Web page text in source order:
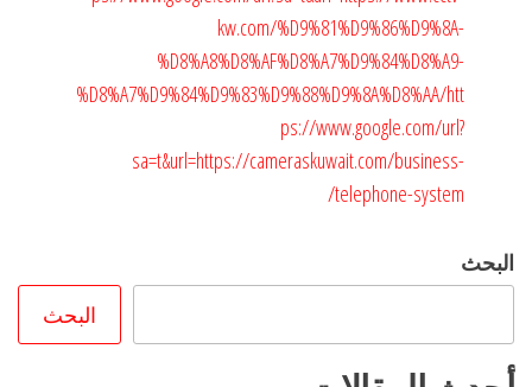
kw.com/%D9%81%D9%86%D9%8A-
%D8%A8%D8%AF%D8%A7%D9%84%D8%A9-
%D8%A7%D9%84%D9%83%D9%88%D9%8A%D8%AA/htt
ps://www.google.com/url?
sa=t&url=https://cameraskuwait.com/business-
telephone-system/
البحث
البحث